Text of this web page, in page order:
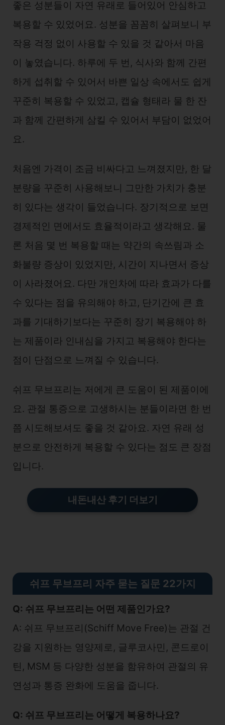
좋은 성분들이 자연 유래로 들어있어 안심하고
복용할 수 있었어요. 성분을 꼼꼼히 살펴보니 부
작용 걱정 없이 사용할 수 있을 것 같아서 마음
이 놓였습니다. 하루에 두 번, 식사와 함께 간편
하게 섭취할 수 있어서 바쁜 일상 속에서도 쉽게
꾸준히 복용할 수 있었고, 캡슐 형태라 물 한 잔
과 함께 간편하게 삼킬 수 있어서 부담이 없었어
요.
처음엔 가격이 조금 비싸다고 느껴졌지만, 한 달
분량을 꾸준히 사용해보니 그만한 가치가 충분
히 있다는 생각이 들었습니다. 장기적으로 보면
경제적인 면에서도 효율적이라고 생각해요. 물
론 처음 몇 번 복용할 때는 약간의 속쓰림과 소
화불량 증상이 있었지만, 시간이 지나면서 증상
이 사라졌어요. 다만 개인차에 따라 효과가 다를
수 있다는 점을 유의해야 하고, 단기간에 큰 효
과를 기대하기보다는 꾸준히 장기 복용해야 하
는 제품이라 인내심을 가지고 복용해야 한다는
점이 단점으로 느껴질 수 있습니다.
쉬프 무브프리는 저에게 큰 도움이 된 제품이에
요. 관절 통증으로 고생하시는 분들이라면 한 번
쯤 시도해보셔도 좋을 것 같아요. 자연 유래 성
분으로 안전하게 복용할 수 있다는 점도 큰 장점
입니다.
내돈내산 후기 더보기
쉬프 무브프리 자주 묻는 질문 22가지
Q: 쉬프 무브프리는 어떤 제품인가요?
A: 쉬프 무브프리(Schiff Move Free)는 관절 건
강을 지원하는 영양제로, 글루코사민, 콘드로이
틴, MSM 등 다양한 성분을 함유하여 관절의 유
연성과 통증 완화에 도움을 줍니다.
Q: 쉬프 무브프리는 어떻게 복용하나요?